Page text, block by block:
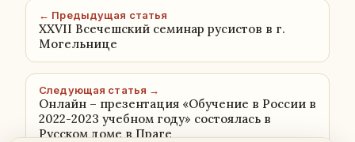
← Предыдущая статья
XXVII Всечешский семинар русистов в г.
Могельнице
Следующая статья →
Онлайн – презентация «Обучение в России в
2022-2023 учебном году» состоялась в
Русском доме в Праге